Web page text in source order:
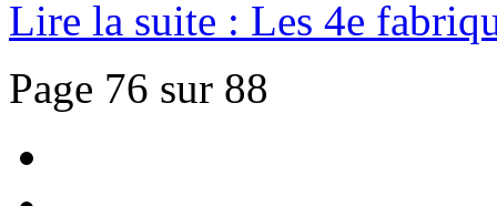
Lire la suite : Les 4e
Page 76 sur 88